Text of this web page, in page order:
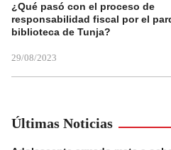
¿Qué pasó con el proceso de
responsabilidad fiscal por el
biblioteca de Tunja?
29/08/2023
Últimas Noticias